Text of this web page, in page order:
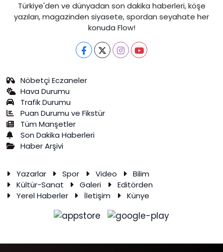
Türkiye'den ve dünyadan son dakika haberleri, köşe
yazıları, magazinden siyasete, spordan seyahate her
konuda Flow!
Nöbetçi Eczaneler
Hava Durumu
Trafik Durumu
Puan Durumu ve Fikstür
Tüm Manşetler
Son Dakika Haberleri
Haber Arşivi
Yazarlar Spor Video
Bilim
Kültür-Sanat
Galeri
Editörden
Yerel Haberler
İletişim Künye